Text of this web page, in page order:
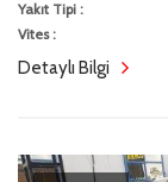
Yakıt Tipi :
Vites :
Detaylı Bilgi